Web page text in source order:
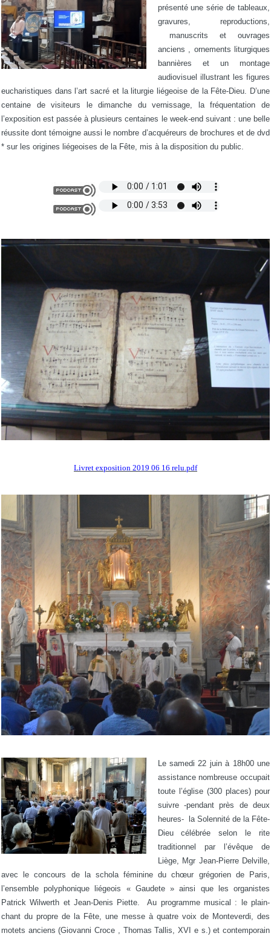
présenté une série de tableaux,
gravures, reproductions,
manuscrits et ouvrages
anciens , ornements liturgiques
bannières et un montage
audiovisuel illustrant les figures
eucharistiques dans l’art sacré et la liturgie liégeoise de la Fête-Dieu. D’une
centaine de visiteurs le dimanche du vernissage, la fréquentation de
l’exposition est passée à plusieurs centaines le week-end suivant : une belle
réussite dont témoigne aussi le nombre d’acquéreurs de brochures et de dvd
* sur les origines liégeoises de la Fête, mis à la disposition du public.
Livret exposition 2019 06 16 relu.pdf
Le samedi 22 juin à 18h00 une
assistance nombreuse occupait
toute l’église (300 places) pour
suivre -pendant près de deux
heures- la Solennité de la Fête-
Dieu célébrée selon le rite
traditionnel par l’évêque de
Liège, Mgr Jean-Pierre Delville,
avec le concours de la schola féminine du chœur grégorien de Paris,
l’ensemble polyphonique liégeois « Gaudete » ainsi que les organistes
Patrick Wilwerth et Jean-Denis Piette. Au programme musical : le plain-
chant du propre de la Fête, une messe à quatre voix de Monteverdi, des
motets anciens (Giovanni Croce , Thomas Tallis, XVI e s.) et contemporain